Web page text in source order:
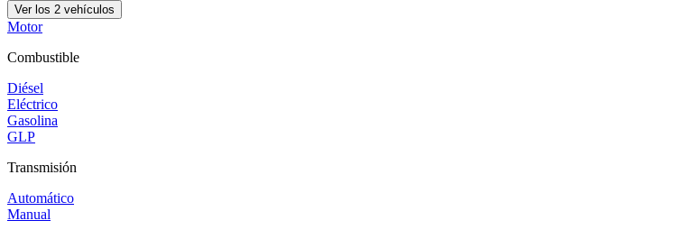
Ver los 2 vehículos
Motor
Combustible
Diésel
Eléctrico
Gasolina
GLP
Transmisión
Automático
Manual